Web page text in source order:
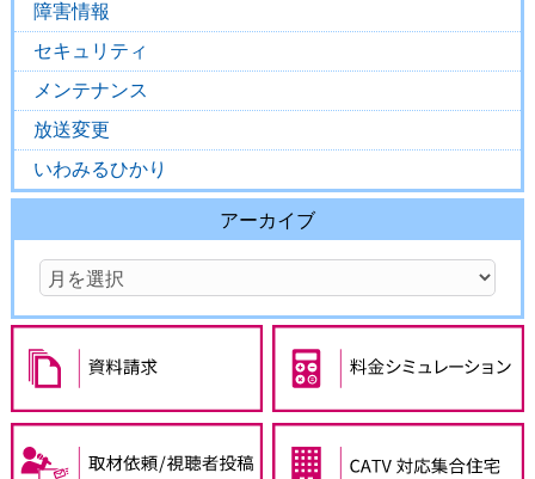
障害情報
セキュリティ
メンテナンス
放送変更
いわみるひかり
アーカイブ